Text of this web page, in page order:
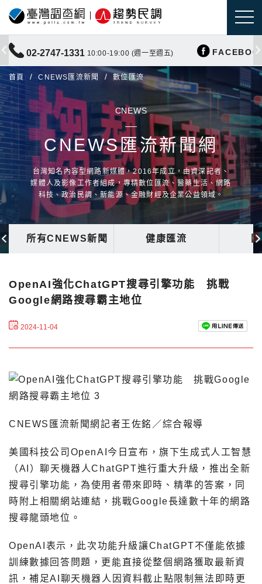
02-2747-1331 10:00-19:00 (週一至週五)
首頁 CNEWS匯流新聞 數位匯流
CNEWS
CNEWS匯流新聞網
台灣知名內容型網路新媒體，2016年成立，由資深記者、
媒體人及影像工作者組成，專精數位匯流、醫藥生活、網路
科技、政治民調、新能源、金融財經及企業公益領域。
所有CNEWS新聞 健康匯流
OpenAI強化ChatGPT搜尋引擎功能 挑戰
Google網路搜尋霸主地位
2024-11-04
CNEWS匯流新聞網記者王佐銘／綜合報導
美國科技公司OpenAI今日宣布，旗下生成式人工智慧
（AI）聊天機器人ChatGPT進行重大升級，推出全新
搜尋引擎功能，為使用者帶來即時、精準的答案，同
時附上相關網站連結，挑戰Google長達數十年的網路
搜尋龍頭地位。
OpenAI表示，此次功能升級讓ChatGPT不僅能依據
訓練數據回答問題，更能直接從整個網路獲取最新資
訊，補足AI聊天機器人因資料截止點限制無法即時更